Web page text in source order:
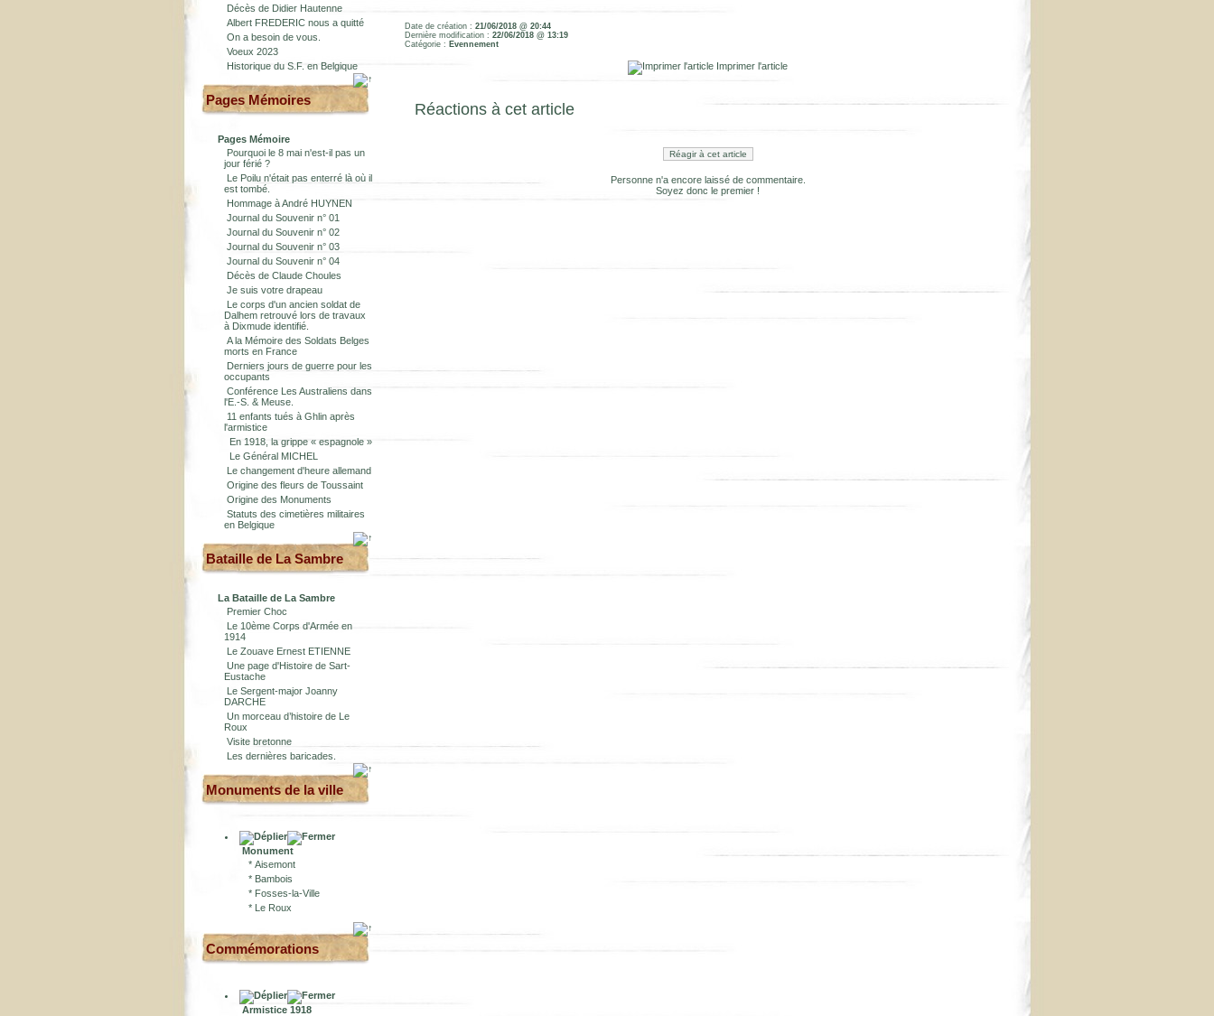
Décès de Didier Hautenne
Albert FREDERIC nous a quitté
On a besoin de vous.
Voeux 2023
Historique du S.F. en Belgique
Pages Mémoires
Pages Mémoire
Pourquoi le 8 mai n'est-il pas un
jour férié ?
Le Poilu n'était pas enterré là où il
est tombé.
Hommage à André HUYNEN
Journal du Souvenir n° 01
Journal du Souvenir n° 02
Journal du Souvenir n° 03
Journal du Souvenir n° 04
Décès de Claude Choules
Je suis votre drapeau
Le corps d'un ancien soldat de
Dalhem retrouvé lors de travaux
à Dixmude identifié.
A la Mémoire des Soldats Belges
morts en France
Derniers jours de guerre pour les
occupants
Conférence Les Australiens dans
l'E.-S. & Meuse.
11 enfants tués à Ghlin après
l'armistice
En 1918, la grippe « espagnole »
Le Général MICHEL
Le changement d'heure allemand
Origine des fleurs de Toussaint
Origine des Monuments
Statuts des cimetières militaires
en Belgique
Bataille de La Sambre
La Bataille de La Sambre
Premier Choc
Le 10ème Corps d'Armée en
1914
Le Zouave Ernest ETIENNE
Une page d'Histoire de Sart-
Eustache
Le Sergent-major Joanny
DARCHE
Un morceau d’histoire de Le
Roux
Visite bretonne
Les dernières baricades.
Monuments de la ville
Monument
* Aisemont
* Bambois
* Fosses-la-Ville
* Le Roux
Commémorations
Armistice 1918
Date de création : 21/06/2018 @ 20:44
Dernière modification : 22/06/2018 @ 13:19
Catégorie : Evennement
Imprimer l'article
Réactions à cet article
Réagir à cet article
Personne n'a encore laissé de commentaire.
Soyez donc le premier !